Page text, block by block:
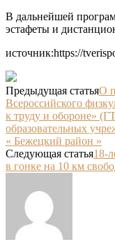
В дальнейшей
эстафеты и
источник:https://
Предыдущая статьяО
Всероссийского
к труду и обороне»
образовательных
« Бежецкий район »
Следующая статья18-
в гонке на 10 км